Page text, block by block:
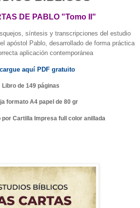
DE PABLO "Tomo II"
síntesis y transcripciones del estudio
apóstol Pablo, desarrollado de forma práctica
aplicación contemporánea
aquí PDF gratuito
Libro de 149 páginas
formato A4 papel de 80 gr
Cartilla Impresa full color anillada